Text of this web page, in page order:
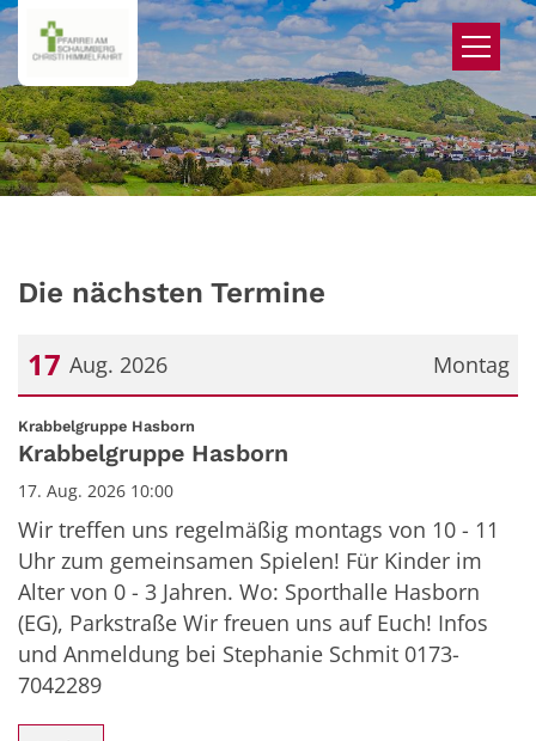
Zum Inhalt springen
Die nächsten Termine
Montag
17 Aug. 2026
Datum: 17. August 2026
Krabbelgruppe Hasborn
Krabbelgruppe Hasborn
17. Aug. 2026 10:00
Wir treffen uns regelmäßig montags von 10 - 11
Uhr zum gemeinsamen Spielen! Für Kinder im
Alter von 0 - 3 Jahren. Wo: Sporthalle Hasborn
(EG), Parkstraße Wir freuen uns auf Euch! Infos
und Anmeldung bei Stephanie Schmit 0173-
7042289